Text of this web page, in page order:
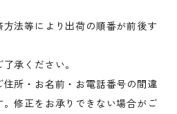
法等により出荷の順番が前後す
承ください。
所・お名前・お電話番号の間違
修正をお承りできない場合がご